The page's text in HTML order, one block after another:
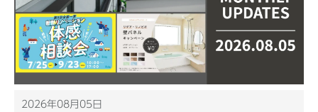
2026年08月05日